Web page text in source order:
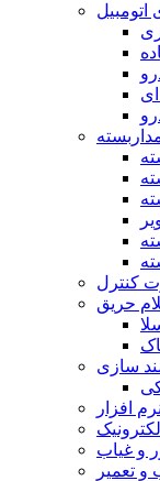
اتومبیل
کنترل
حریق
سازی
نرم افزار
و غیاب
تعمیر